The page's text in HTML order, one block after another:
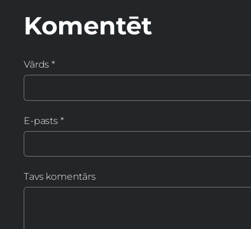
Komentēt
Vārds *
E-pasts *
Tavs komentārs